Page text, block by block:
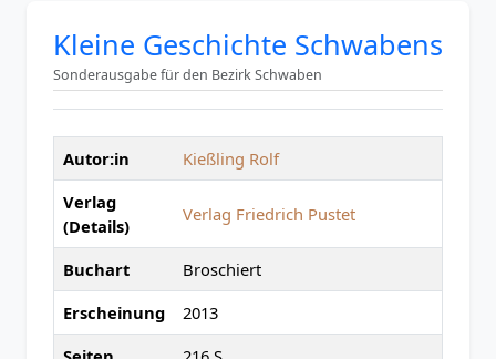
Kleine Geschichte Schwabens
Sonderausgabe für den Bezirk Schwaben
Autor:in
Kießling Rolf
Verlag
(Details)
Verlag Friedrich Pustet
Buchart
Broschiert
Erscheinung
2013